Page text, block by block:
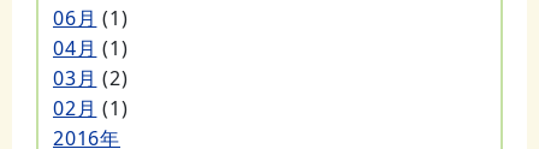
06月 (1)
04月 (1)
03月 (2)
02月 (1)
2016年